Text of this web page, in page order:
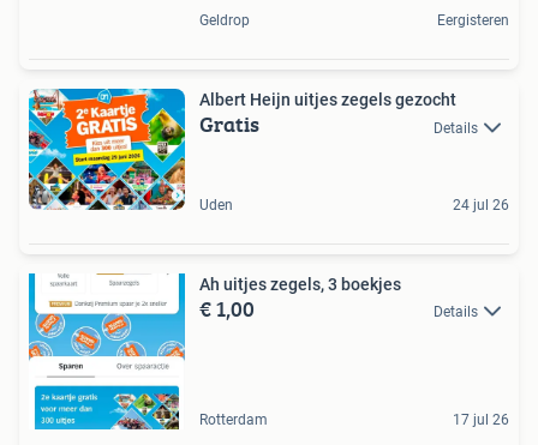
Geldrop Eergisteren
Albert Heijn uitjes zegels gezocht
Gratis Details
Uden 24 jul 26
Ah uitjes zegels, 3 boekjes
€ 1,00 Details
Rotterdam 17 jul 26